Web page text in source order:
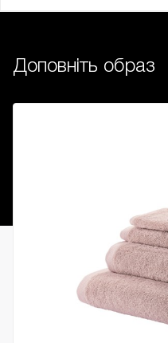
Доповніть образ